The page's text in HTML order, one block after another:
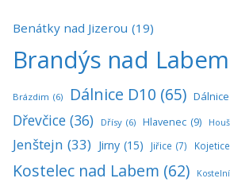
Benátky nad Jizerou (19)
Brandýs nad Labem
Brázdim (6) Dálnice D10 (65)
Dřevčice (36) Dřísy (6) Hlavenec (9)
Jenštejn (33) Jirny (15) Jiřice (7) Kojetice
Kostelec nad Labem (62)